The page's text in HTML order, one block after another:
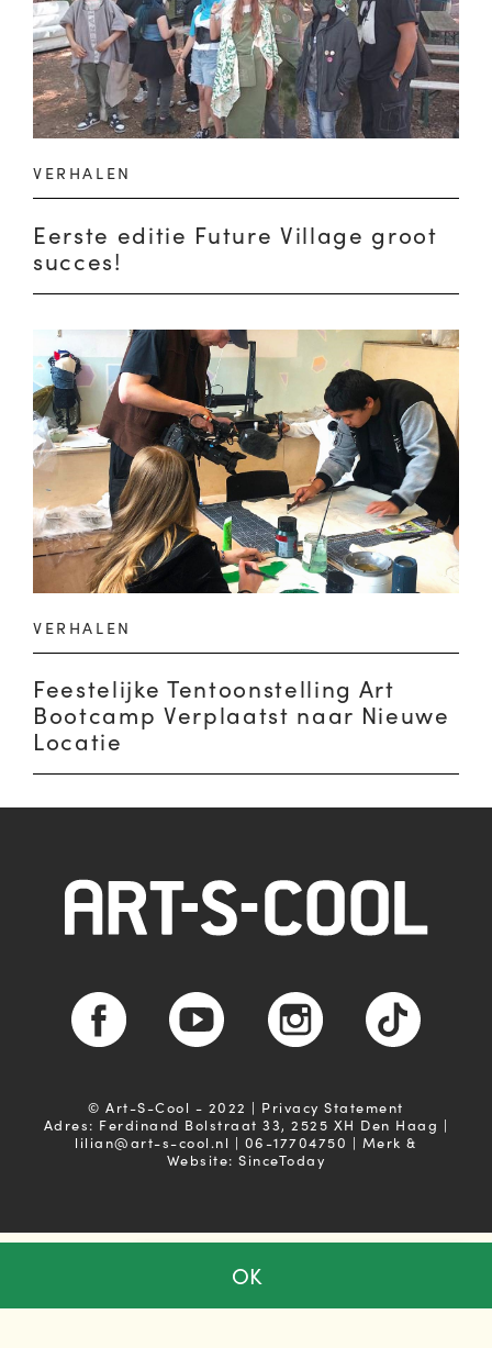
Powered by
privacy voorwaarden
OK
VERHALEN
Eerste editie Future Village groot
succes!
VERHALEN
Feestelijke Tentoonstelling Art
Bootcamp Verplaatst naar Nieuwe
Locatie
© Art-S-Cool - 2022 | Privacy Statement
Adres: Ferdinand Bolstraat 33, 2525 XH Den Haag |
lilian@art-s-cool.nl | 06-17704750 | Merk &
Website: SinceToday